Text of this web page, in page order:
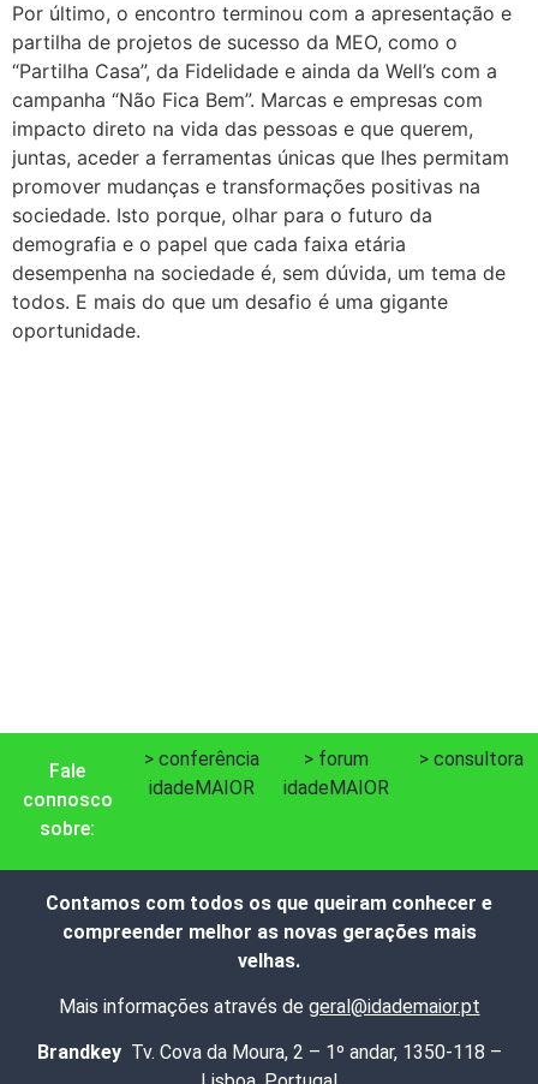
Por último, o encontro terminou com a apresentação e
partilha de projetos de sucesso da MEO, como o
“Partilha Casa”, da Fidelidade e ainda da Well’s com a
campanha “Não Fica Bem”. Marcas e empresas com
impacto direto na vida das pessoas e que querem,
juntas, aceder a ferramentas únicas que lhes permitam
promover mudanças e transformações positivas na
sociedade. Isto porque, olhar para o futuro da
demografia e o papel que cada faixa etária
desempenha na sociedade é, sem dúvida, um tema de
todos. E mais do que um desafio é uma gigante
oportunidade.
Fale
connosco
sobre:
> conferência
idadeMAIOR
> forum
idadeMAIOR
> consultora
Contamos com todos os que queiram conhecer e
compreender melhor as novas gerações mais
velhas.
Mais informações através de geral@idademaior.pt
Brandkey Tv. Cova da Moura, 2 – 1º andar, 1350-118 –